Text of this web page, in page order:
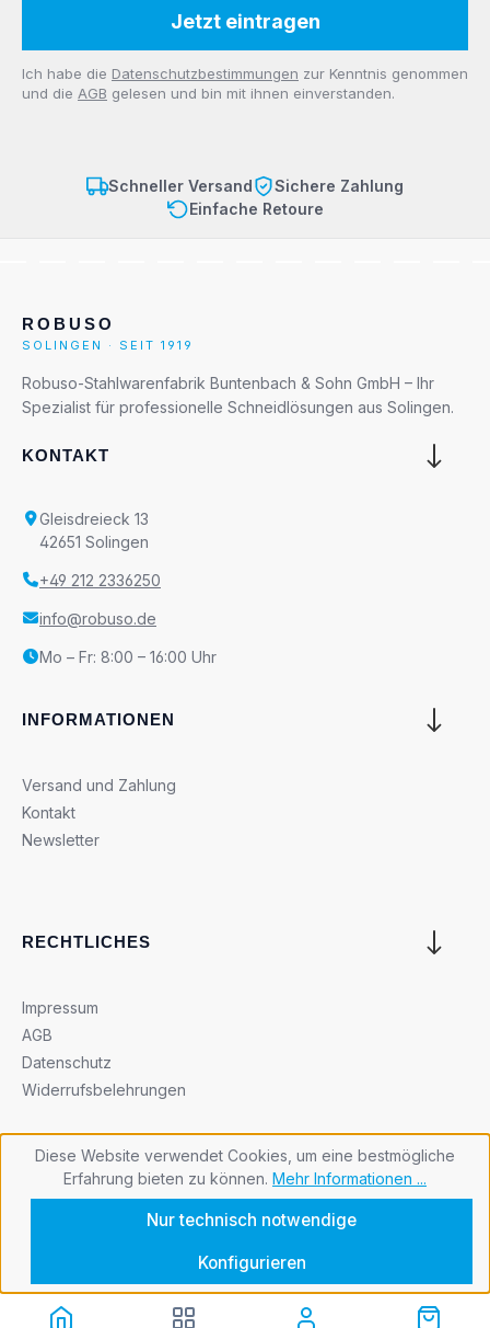
Jetzt eintragen
Datenschutz
Ich habe die Datenschutzbestimmungen zur Kenntnis genommen
und die AGB gelesen und bin mit ihnen einverstanden.
Schneller Versand
Sichere Zahlung
Einfache Retoure
ROBUSO
SOLINGEN · SEIT 1919
Robuso-Stahlwarenfabrik Buntenbach & Sohn GmbH – Ihr
Spezialist für professionelle Schneidlösungen aus Solingen.
KONTAKT
Gleisdreieck 13
42651 Solingen
+49 212 2336250
info@robuso.de
Mo – Fr: 8:00 – 16:00 Uhr
INFORMATIONEN
Versand und Zahlung
Kontakt
Newsletter
RECHTLICHES
Impressum
AGB
Datenschutz
Widerrufsbelehrungen
Cookie-Einstellungen
Diese Website verwendet Cookies, um eine bestmögliche
Erfahrung bieten zu können. Mehr Informationen ...
Nur technisch notwendige
Konfigurieren